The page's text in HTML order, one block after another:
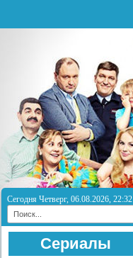
Сегодня Четверг, 06.08.2026, 22:32
Сериалы